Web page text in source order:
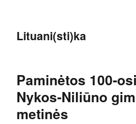
Lituani(sti)ka
Paminėtos 100-
Nykos-Niliūno
metinės